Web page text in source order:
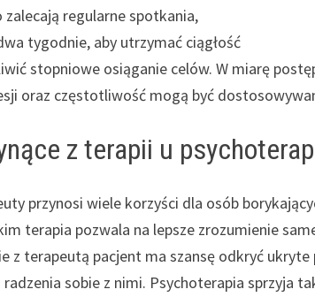
regularne spotkania,
tygodnie, aby utrzymać ciągłość
stopniowe osiąganie celów. W miarę
oraz częstotliwość mogą być
z terapii u
przynosi wiele korzyści dla osób
terapia pozwala na lepsze zrozumienie
z terapeutą pacjent ma szansę odkryć
sobie z nimi. Psychoterapia sprzyja